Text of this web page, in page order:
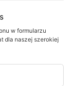
w formularzu
dla naszej szerokiej